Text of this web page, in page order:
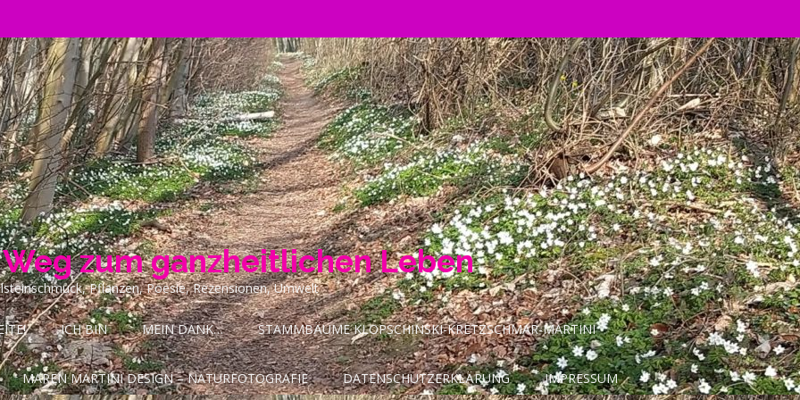
zum ganzheitlichen Leben
Pflanzen, Poesie, Rezensionen, Umwelt
ICH BIN MEIN DANK… STAMMBÄUME KLOPSCHINSKI-KRETZSCHMAR-MARTINI
MAREN MARTINI DESIGN – NATURFOTOGRAFIE DATENSCHUTZERKLÄRUNG IMPRESSUM